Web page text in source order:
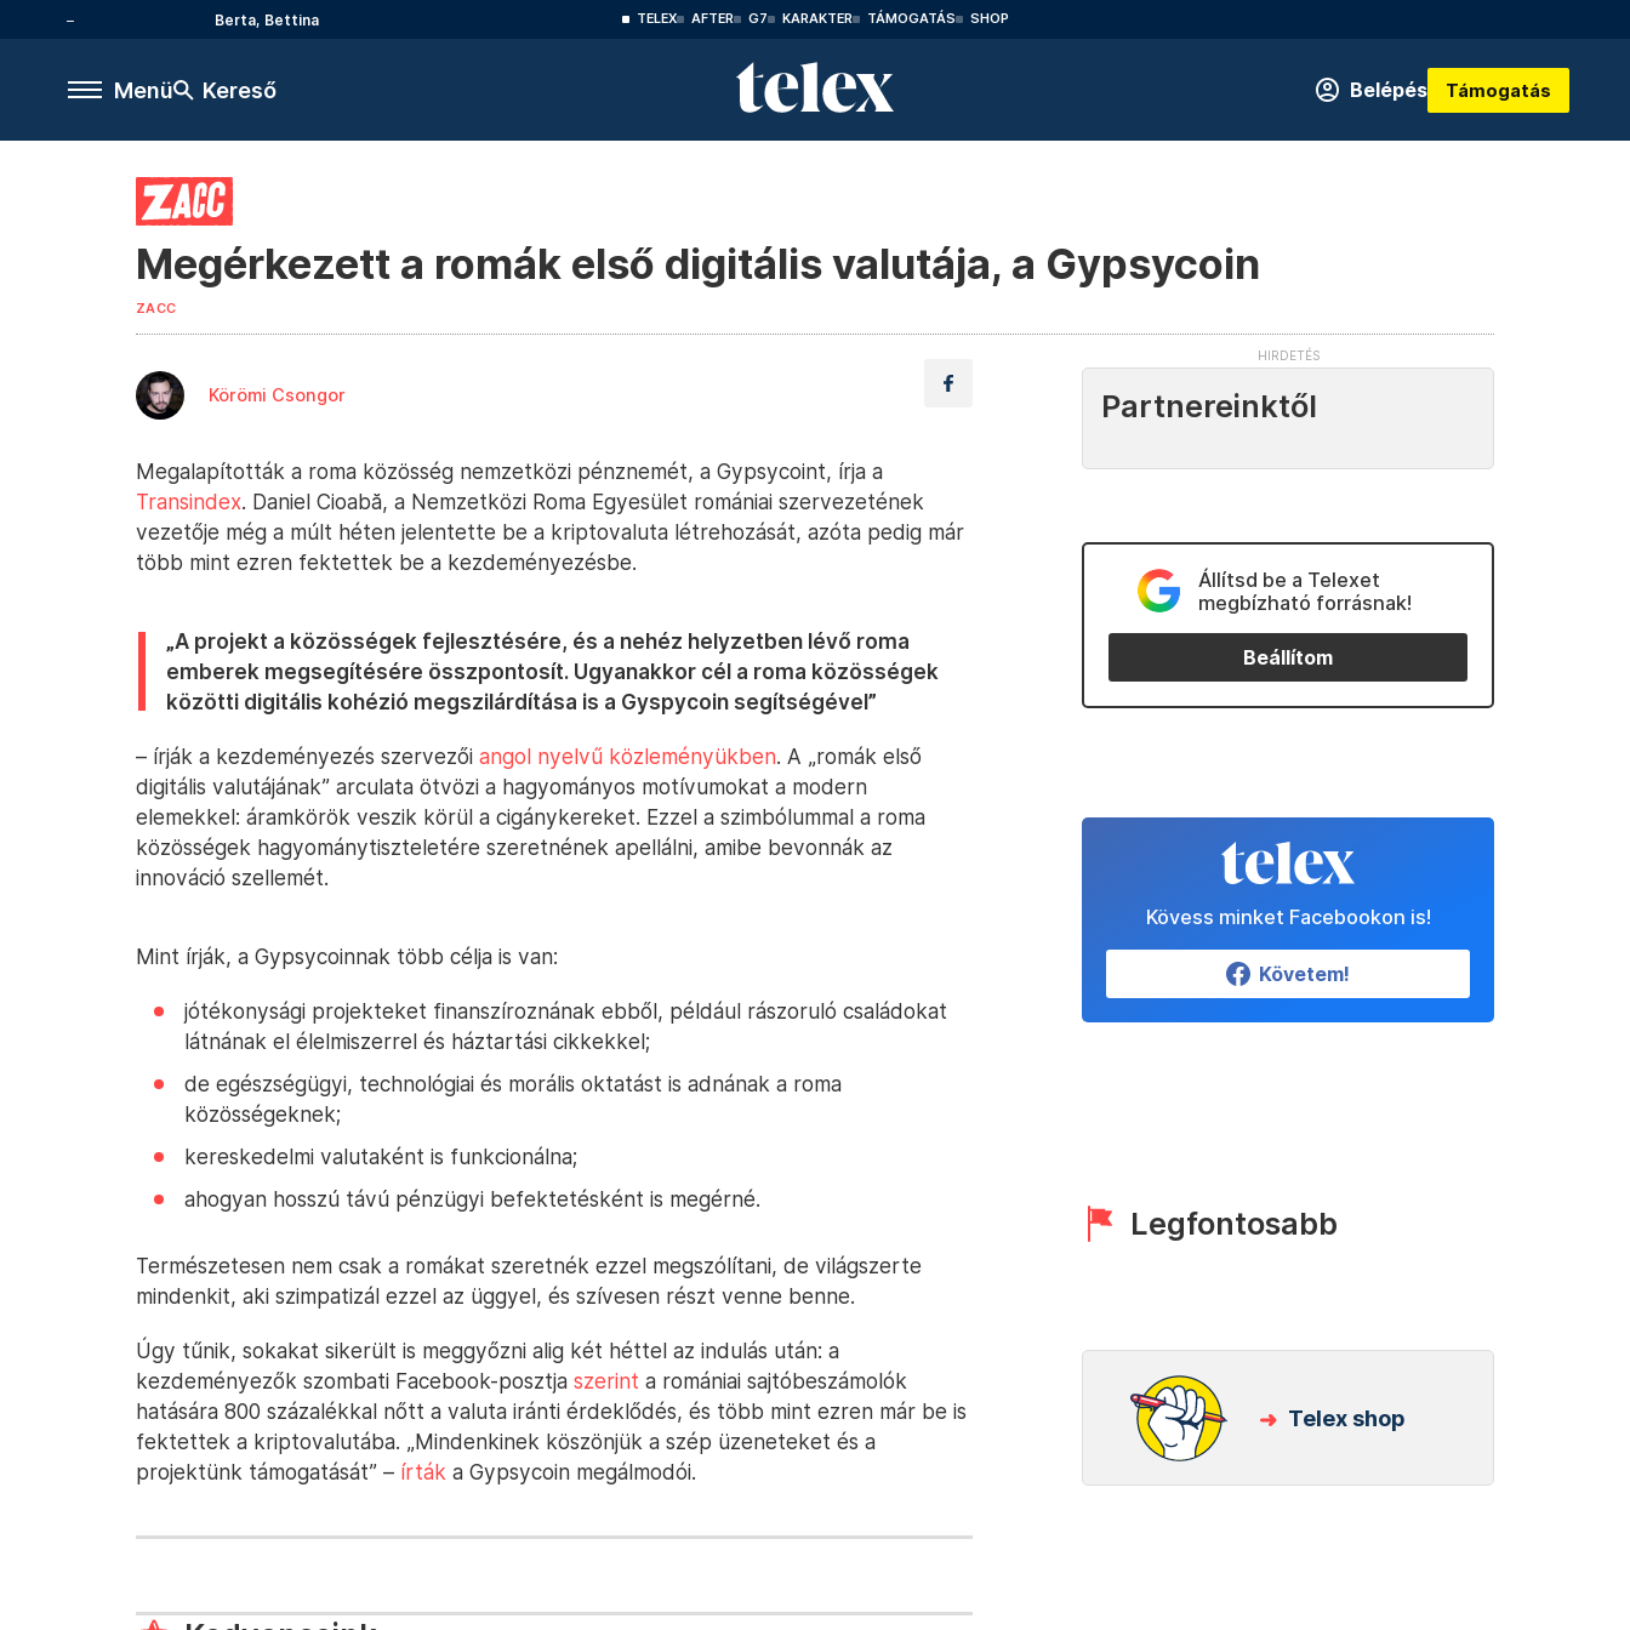
Berta, Bettina TELEX AFTER G7 KARAKTER TÁMOGATÁS SHOP
Menü Kereső Belépés Támogatás
Megérkezett a romák első digitális valutája, a Gypsycoin
ZACC
Körömi Csongor
Megalapították a roma közösség nemzetközi pénznemét, a Gypsycoint, írja a
Transindex. Daniel Cioabă, a Nemzetközi Roma Egyesület romániai szervezetének
vezetője még a múlt héten jelentette be a kriptovaluta létrehozását, azóta pedig már
több mint ezren fektettek be a kezdeményezésbe.
„A projekt a közösségek fejlesztésére, és a nehéz helyzetben lévő roma
emberek megsegítésére összpontosít. Ugyanakkor cél a roma közösségek
közötti digitális kohézió megszilárdítása is a Gyspycoin segítségével”
– írják a kezdeményezés szervezői angol nyelvű közleményükben. A „romák első
digitális valutájának” arculata ötvözi a hagyományos motívumokat a modern
elemekkel: áramkörök veszik körül a cigánykereket. Ezzel a szimbólummal a roma
közösségek hagyománytiszteletére szeretnének apellálni, amibe bevonnák az
innováció szellemét.
Mint írják, a Gypsycoinnak több célja is van:
jótékonysági projekteket finanszíroznának ebből, például rászoruló családokat
látnának el élelmiszerrel és háztartási cikkekkel;
de egészségügyi, technológiai és morális oktatást is adnának a roma
közösségeknek;
kereskedelmi valutaként is funkcionálna;
ahogyan hosszú távú pénzügyi befektetésként is megérné.
Természetesen nem csak a romákat szeretnék ezzel megszólítani, de világszerte
mindenkit, aki szimpatizál ezzel az üggyel, és szívesen részt venne benne.
Úgy tűnik, sokakat sikerült is meggyőzni alig két héttel az indulás után: a
kezdeményezők szombati Facebook-posztja szerint a romániai sajtóbeszámolók
hatására 800 százalékkal nőtt a valuta iránti érdeklődés, és több mint ezren már be is
fektettek a kriptovalutába. „Mindenkinek köszönjük a szép üzeneteket és a
projektünk támogatását” – írták a Gypsycoin megálmodói.
Partnereinktől
Állítsd be a Telexet
megbízható forrásnak!
Beállítom
Kövess minket Facebookon is!
Követem!
Legfontosabb
Telex shop